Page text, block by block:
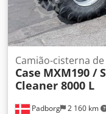
Padborg 2 160 km
Camião-cisterna
Case MXM190 /
Cleaner 8000 L